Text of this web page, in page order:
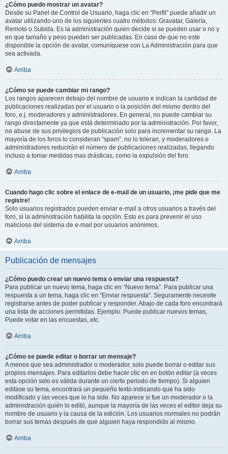
¿Cómo puedo mostrar un avatar?
Desde su Panel de Control de Usuario, haga clic en “Perfil” puede añadir un
avatar utilizando uno de los siguientes cuatro métodos: Gravatar, Galería,
Remoto o Subida. Es la administración quien decide si se pueden usar o no y
en que tamaño y peso pueden ser publicadas. En caso de que no este
disponible la opción de avatar, comuníquese con La Administración para que
sea activada.
Arriba
¿Cómo se puede cambiar mi rango?
Los rangos aparecen debajo del nombre de usuario e indican la cantidad de
publicaciones realizadas por el usuario o la posición del mismo dentro del
foro, e.j. moderadores y administradores. En general, no puede cambiar su
rango directamente ya que está determinado por la administración. Por favor,
no abuse de sus privilegios de publicación solo para incrementar su rango. La
mayoría de los foros lo consideran “spam”, no lo toleran, y moderadores o
administradores reducirán el número de publicaciones realizadas, llegando
incluso a tomar medidas mas drásticas, como la expulsión del foro.
Arriba
Cuando hago clic sobre el enlace de e-mail de un usuario, ¡me pide que me
registre!
Solo usuarios registrados pueden enviar e-mail a otros usuarios a través del
foro, si la administración habilita la opción. Esto es para prevenir el uso
malicioso del sistema de e-mail por usuarios anónimos.
Arriba
Publicación de mensajes
¿Cómo puedo crear un nuevo tema o enviar una respuesta?
Para publicar un nuevo tema, haga clic en “Nuevo tema”. Para publicar una
respuesta a un tema, haga clic en “Enviar respuesta”. Seguramente necesite
registrarse antes de poder publicar y responder. Abajo de cada foro encontrará
una lista de acciones permitidas. Ejemplo: Puede publicar nuevos temas,
Puede votar en las encuestas, etc.
Arriba
¿Cómo se puede editar o borrar un mensaje?
A menos que sea administrador o moderador, solo puede borrar o editar sus
propios mensajes. Para editarlos debe hacer clic en en botón editar(a veces
esta opción solo es válida durante un cierto periodo de tiempo). Si alguien
editase su tema, encontrará un pequeño texto indicando que ha sido
modificado y las veces que lo ha sido. No aparece si fue un moderador o la
administración quién lo editó, aunque la mayoría de las veces el editor deja su
nombre de usuario y la causa de la edición. Los usuarios normales no podrán
borrar sus temas después de que alguien haya respondido al mismo.
Arriba